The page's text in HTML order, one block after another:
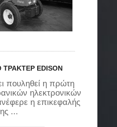
EDISON
πουληθεί η πρώτη
ηλεκτρονικών
η επικεφαλής
...